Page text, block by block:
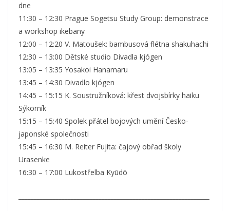
dne
11:30 – 12:30 Prague Sogetsu Study Group: demonstrace
a workshop ikebany
12:00 – 12:20 V. Matoušek: bambusová flétna shakuhachi
12:30 – 13:00 Dětské studio Divadla kjógen
13:05 – 13:35 Yosakoi Hanamaru
13:45 – 14:30 Divadlo kjógen
14:45 – 15:15 K. Soustružníková: křest dvojsbírky haiku
Sýkorník
15:15 – 15:40 Spolek přátel bojových umění Česko-
japonské společnosti
15:45 – 16:30 M. Reiter Fujita: čajový obřad školy
Urasenke
16:30 – 17:00 Lukostřelba Kyūdō